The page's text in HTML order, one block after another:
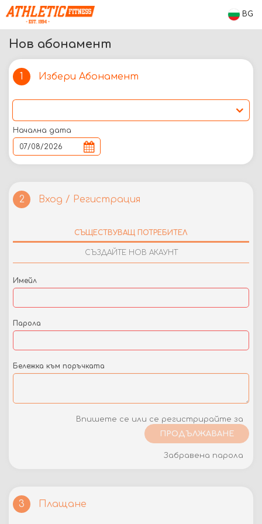
BG
Нов абонамент
1 Избери Абонамент
Начална дата
2 Вход / Регистрация
СЪЩЕСТВУВАЩ ПОТРЕБИТЕЛ
СЪЗДАЙТЕ НОВ АКАУНТ
Имейл
Парола
Бележка към поръчката
Впишете се или се регистрирайте за
ПРОДЪЛЖАВАНЕ
Забравена парола
3 Плащане